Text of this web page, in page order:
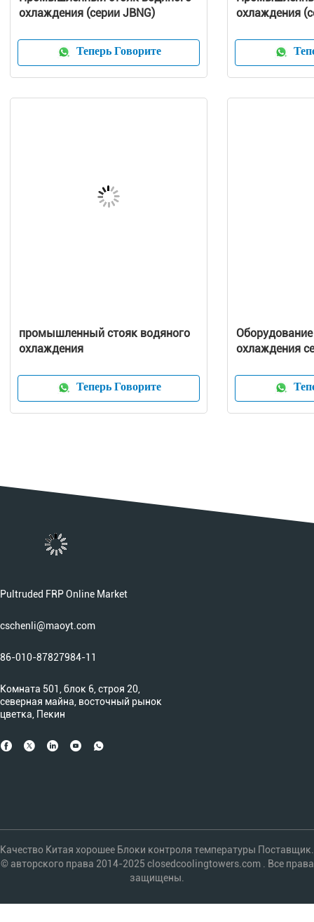
охлаждения (серии JBNG)
Теперь Говорите
охлаждения
промышленный стояк водяного
охлаждения
Теперь Говорите
охлаждения
Pultruded FRP Online Market
cschenli@maoyt.com
86-010-87827984-11
Комната 501, блок 6, строя 20,
северная майна, восточный рынок
цветка, Пекин
Качество Китая хорошее Блоки контроля температуры Поставщик.
© авторского права 2014-2025 closedcoolingtowers.com . Все права
защищены.